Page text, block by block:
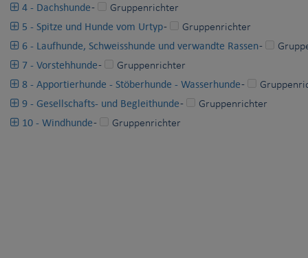
4 - Dachshunde- Gruppenrichter
5 - Spitze und Hunde vom Urtyp- Gruppenrichter
6 - Laufhunde, Schweisshunde und verwandte Rassen-
7 - Vorstehhunde- Gruppenrichter
8 - Apportierhunde - Stöberhunde - Wasserhunde-
9 - Gesellschafts- und Begleithunde- Gruppenrichter
10 - Windhunde- Gruppenrichter